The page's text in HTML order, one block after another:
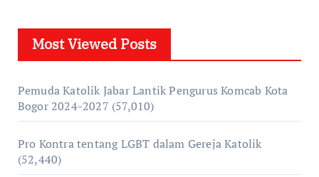
Most Viewed Posts
Pemuda Katolik Jabar Lantik Pengurus Komcab Kota
Bogor 2024-2027 (57,010)
Pro Kontra tentang LGBT dalam Gereja Katolik
(52,440)